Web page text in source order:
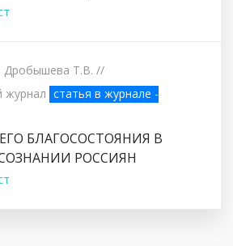
Дробышева Т.В. //
журнал статья в журнале -
БЛАГОСОСТОЯНИЯ В
РОССИЯН